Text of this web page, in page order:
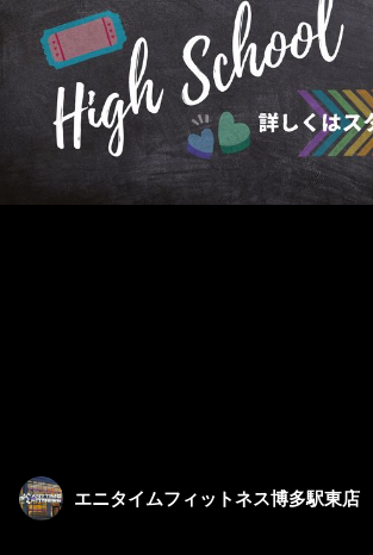
エニタイムフィットネス博多駅東店